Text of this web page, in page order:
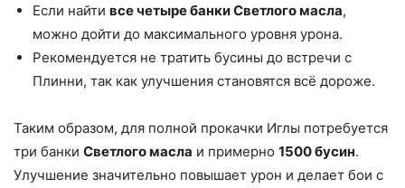
Если найти все четыре банки Светлого масла,
можно дойти до максимального уровня урона.
Рекомендуется не тратить бусины до встречи с
Плинни, так как улучшения становятся всё дороже.​
Таким образом, для полной прокачки Иглы потребуется
три банки Светлого масла и примерно 1500 бусин.
Улучшение значительно повышает урон и делает бои с